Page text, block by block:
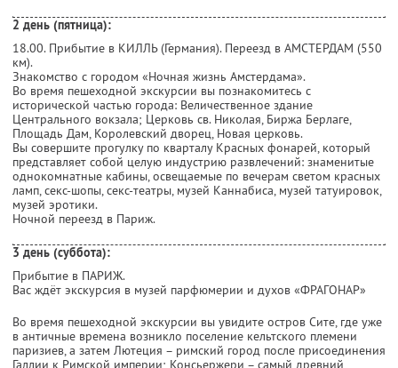
2 день (пятница):
18.00. Прибытие в КИЛЛЬ (Германия). Переезд в АМСТЕРДАМ (550
км).
Знакомство с городом «Ночная жизнь Амстердама».
Во время пешеходной экскурсии вы познакомитесь с
исторической частью города: Величественное здание
Центрального вокзала; Церковь св. Николая, Биржа Берлаге,
Площадь Дам, Королевский дворец, Новая церковь.
Вы совершите прогулку по кварталу Красных фонарей, который
представляет собой целую индустрию развлечений: знаменитые
однокомнатные кабины, освещаемые по вечерам светом красных
ламп, секс-шопы, секс-театры, музей Каннабиса, музей татуировок,
музей эротики.
Ночной переезд в Париж.
3 день (суббота):
Прибытие в ПАРИЖ.
Вас ждёт экскурсия в музей парфюмерии и духов «ФРАГОНАР»
Во время пешеходной экскурсии вы увидите остров Сите, где уже
в античные времена возникло поселение кельтского племени
паризиев, а затем Лютеция – римский город после присоединения
Галлии к Римской империи; Консьержери – самый древний